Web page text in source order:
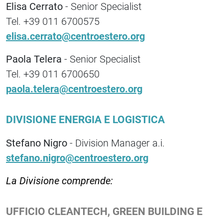
Elisa Cerrato - Senior Specialist
Tel. +39 011 6700575
elisa.cerrato@centroestero.org
Paola Telera - Senior Specialist
Tel. +39 011 6700650
paola.telera@centroestero.org
DIVISIONE ENERGIA E LOGISTICA
Stefano Nigro - Division Manager a.i.
stefano.nigro@centroestero.org
La Divisione comprende:
UFFICIO CLEANTECH, GREEN BUILDING E